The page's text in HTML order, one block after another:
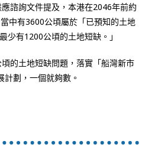
諮詢文件提及，本港在2046年前約
中有3600公頃屬於「已預知的土地
少有1200公頃的土地短缺。」
的土地短缺問題，落實「船灣新市
計劃，一個就夠數。